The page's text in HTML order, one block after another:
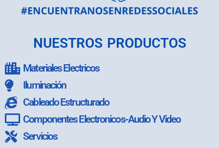
NUESTROS PRODUCTOS
Materiales Electricos
Iluminación
Cableado Estructurado
Componentes Electronicos-Audio Y Video
Servicios